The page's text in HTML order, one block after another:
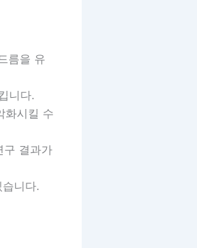
름을 유
니다.
화시킬 수
구 결과가
니다.